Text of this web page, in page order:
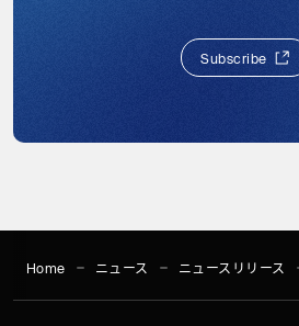
Subscribe
Subscribe
Home ニュース ニュースリリース